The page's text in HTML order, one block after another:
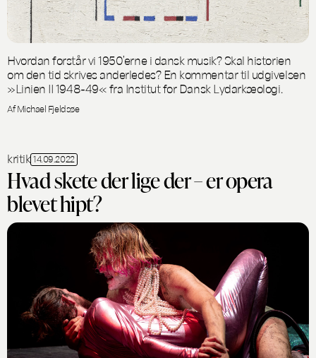
Hvordan forstår vi 1950’erne i dansk musik? Skal historien
om den tid skrives anderledes? En kommentar til udgivelsen
»Linien II 1948-49« fra Institut for Dansk Lydarkæologi.
Af Michael Fjeldsøe
kritik 14.09.2022
Hvad skete der lige der – er opera
blevet hipt?